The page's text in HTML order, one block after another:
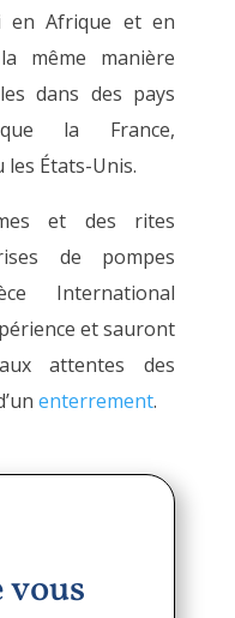
en Afrique et en
même manière
dans des pays
la France,
les États-Unis.
et des rites
de pompes
International
et sauront
attentes des
enterrement.
vous